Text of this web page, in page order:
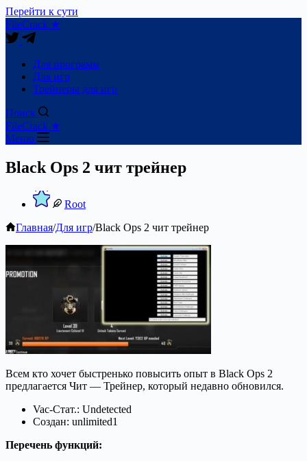
Перейти к сути
FileCrack ★
Для программ
Для игр
Трейнеры для игр
Поиск
FileCrack ★
Меню
Black Ops 2 чит трейнер
Root
Главная/Для игр/Black Ops 2 чит трейнер
Всем кто хочет быстренько повысить опыт в Black Ops 2
предлагается Чит — Трейнер, который недавно обновился.
Vac-Стат.: Undetected
Создан: unlimited1
Перечень функций: